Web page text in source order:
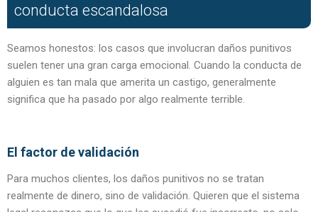
conducta escandalosa
Seamos honestos: los casos que involucran daños punitivos
suelen tener una gran carga emocional. Cuando la conducta de
alguien es tan mala que amerita un castigo, generalmente
significa que ha pasado por algo realmente terrible.
El factor de validación
Para muchos clientes, los daños punitivos no se tratan
realmente de dinero, sino de validación. Quieren que el sistema